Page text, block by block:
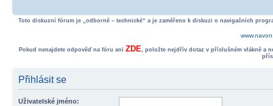
Toto diskuzní fórum je „odborně – technické“ a je zaměřeno k diskuzi o navigačních
Pokud nenajdete odpověď na fóru ani ZDE, položte nejdřív dotaz v příslušném vlákně a
Přihlásit se
Uživatelské jméno: